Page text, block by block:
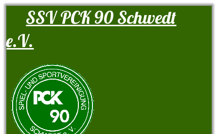
SSV PCK 90 Schwedt
e.V.